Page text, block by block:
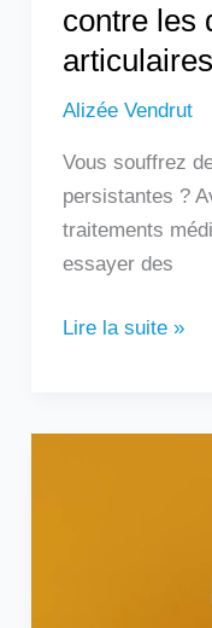
contre les
articulaires
Alizée Vendrut
Vous souffrez
persistantes ?
traitements
essayer des
Lire la suite »